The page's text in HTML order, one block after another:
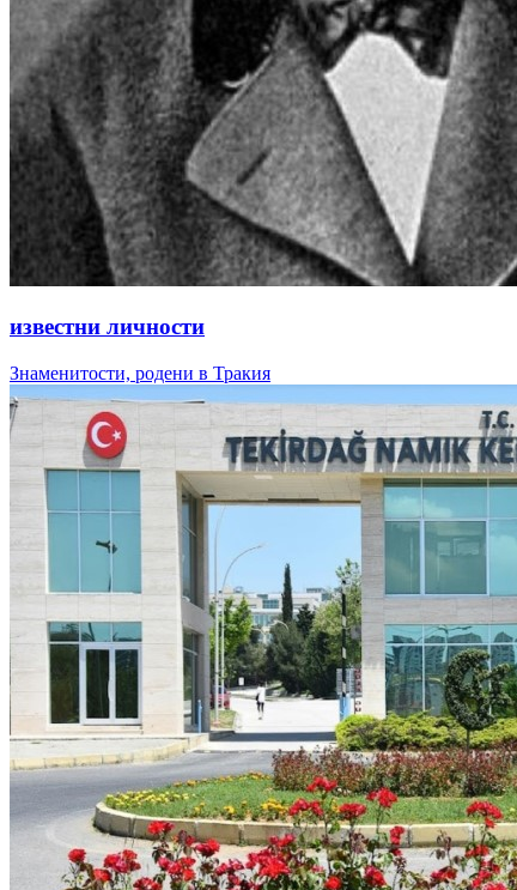
известни личности
Знаменитости, родени в Тракия